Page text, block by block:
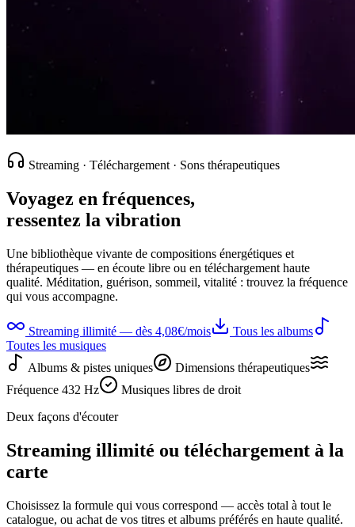
Streaming · Téléchargement · Sons thérapeutiques
Voyagez en fréquences,
ressentez la vibration
Une bibliothèque vivante de compositions énergétiques et
thérapeutiques — en écoute libre ou en téléchargement haute
qualité. Méditation, guérison, sommeil, vitalité : trouvez la fréquence
qui vous accompagne.
Streaming illimité — dès 4,08€/mois
Tous les albums
Toutes les musiques
Albums & pistes uniques
Dimensions thérapeutiques
Fréquence 432 Hz
Musiques libres de droit
Deux façons d'écouter
Streaming illimité ou téléchargement à la
carte
Choisissez la formule qui vous correspond — accès total à tout le
catalogue, ou achat de vos titres et albums préférés en haute qualité.